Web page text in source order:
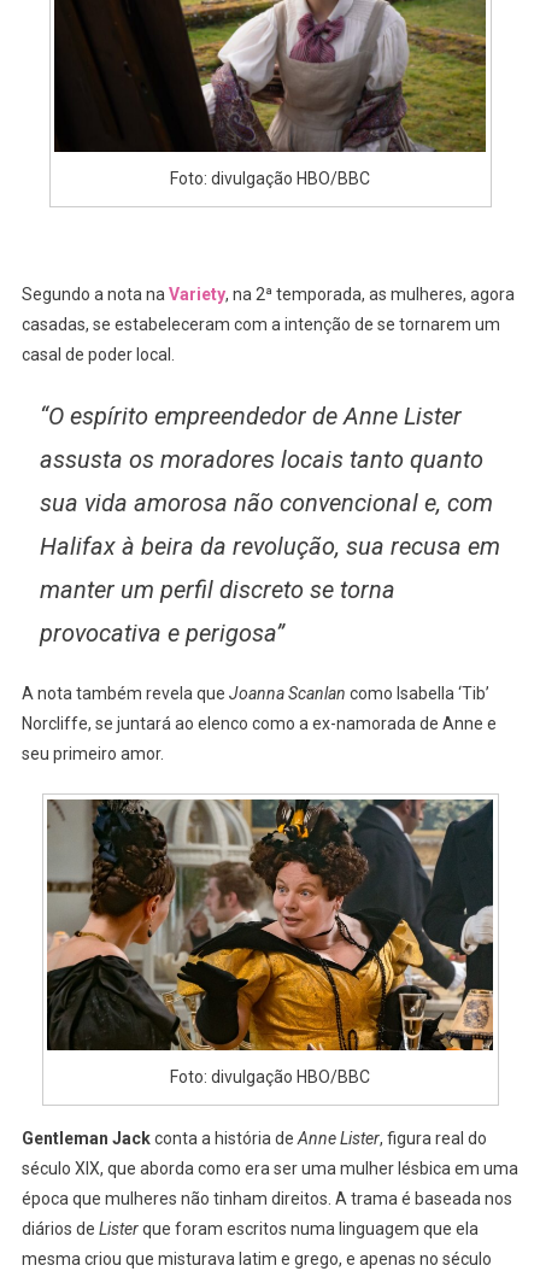
Foto: divulgação HBO/BBC
Segundo a nota na Variety, na 2ª temporada, as mulheres, agora
casadas, se estabeleceram com a intenção de se tornarem um
casal de poder local.
“O espírito empreendedor de Anne Lister
assusta os moradores locais tanto quanto
sua vida amorosa não convencional e, com
Halifax à beira da revolução, sua recusa em
manter um perfil discreto se torna
provocativa e perigosa”
A nota também revela que Joanna Scanlan como Isabella ‘Tib’
Norcliffe, se juntará ao elenco como a ex-namorada de Anne e
seu primeiro amor.
Foto: divulgação HBO/BBC
Gentleman Jackconta a história de Anne Lister, figura real do
século XIX, que aborda como era ser uma mulher lésbica em uma
época que mulheres não tinham direitos. A trama é baseada nos
diários de Listerque foram escritos numa linguagem que ela
mesma criou que misturava latim e grego, e apenas no século